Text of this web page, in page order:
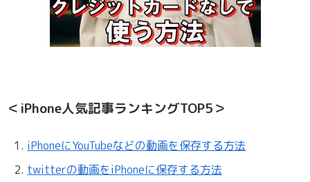
＜iPhone人気記事ランキングTOP5＞
iPhoneにYouTubeなどの動画を保存する方法
twitterの動画をiPhoneに保存する方法